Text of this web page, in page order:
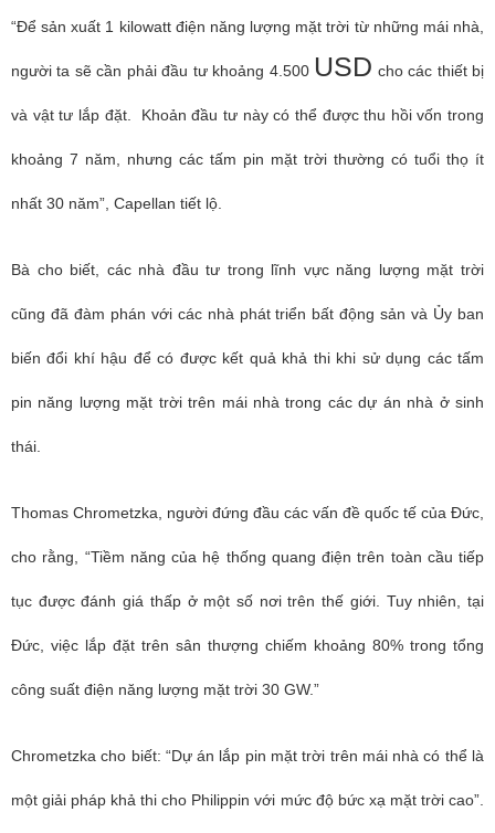
“Để sản xuất 1 kilowatt điện năng lượng mặt trời từ những mái nhà,
người ta sẽ cần phải đầu tư khoảng 4.500 USD cho các thiết bị
và vật tư lắp đặt. Khoản đầu tư này có thể được thu hồi vốn trong
khoảng 7 năm, nhưng các tấm pin mặt trời thường có tuổi thọ ít
nhất 30 năm”, Capellan tiết lộ.
Bà cho biết, các nhà đầu tư trong lĩnh vực năng lượng mặt trời
cũng đã đàm phán với các nhà phát triển bất động sản và Ủy ban
biến đổi khí hậu để có được kết quả khả thi khi sử dụng các tấm
pin năng lượng mặt trời trên mái nhà trong các dự án nhà ở sinh
thái.
Thomas Chrometzka, người đứng đầu các vấn đề quốc tế của Đức,
cho rằng, “Tiềm năng của hệ thống quang điện trên toàn cầu tiếp
tục được đánh giá thấp ở một số nơi trên thế giới. Tuy nhiên, tại
Đức, việc lắp đặt trên sân thượng chiếm khoảng 80% trong tổng
công suất điện năng lượng mặt trời 30 GW.”
Chrometzka cho biết: “Dự án lắp pin mặt trời trên mái nhà có thể là
một giải pháp khả thi cho Philippin với mức độ bức xạ mặt trời cao”.